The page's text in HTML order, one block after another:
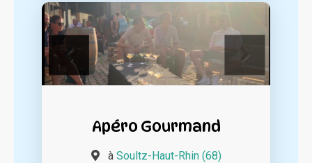
Apéro Gourmand
à Soultz-Haut-Rhin (68)